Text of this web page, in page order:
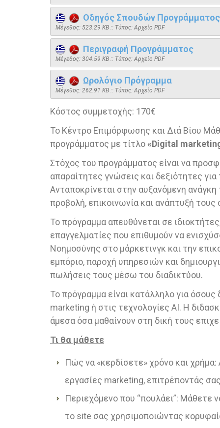
Οδηγός Σπουδών Προγράμματος
Mέγεθος: 523.29 KB :: Τύπος: Αρχείο PDF
Περιγραφή Προγράμματος
Mέγεθος: 304.59 KB :: Τύπος: Αρχείο PDF
Ωρολόγιο Πρόγραμμα
Mέγεθος: 262.91 KB :: Τύπος: Αρχείο PDF
Κόστος συμμετοχής: 170€
Το Κέντρο Επιμόρφωσης και Διά Βίου
προγράμματος με τίτλο«Digital
Στόχος του προγράμματος είναι να
απαραίτητες γνώσεις και δεξιότητες
Ανταποκρίνεται στην αυξανόμενη
προβολή, επικοινωνία και ανάπτυξή τους
Το πρόγραμμα απευθύνεται σε
επαγγελματίες που επιθυμούν να
Νοημοσύνης στο μάρκετινγκ και την
εμπόριο, παροχή υπηρεσιών και
πωλήσεις τους μέσω του διαδικτύου.
Το πρόγραμμα είναι κατάλληλο για
marketing ή στις τεχνολογίες AI. Η
άμεσα όσα μαθαίνουν στη δική τους
Τι θα μάθετε
Πώς να «κερδίσετε» χρόνο και
εργασίες marketing, επιτρέποντάς
Περιεχόμενο που “πουλάει”: Μάθετε
το site σας χρησιμοποιώντας